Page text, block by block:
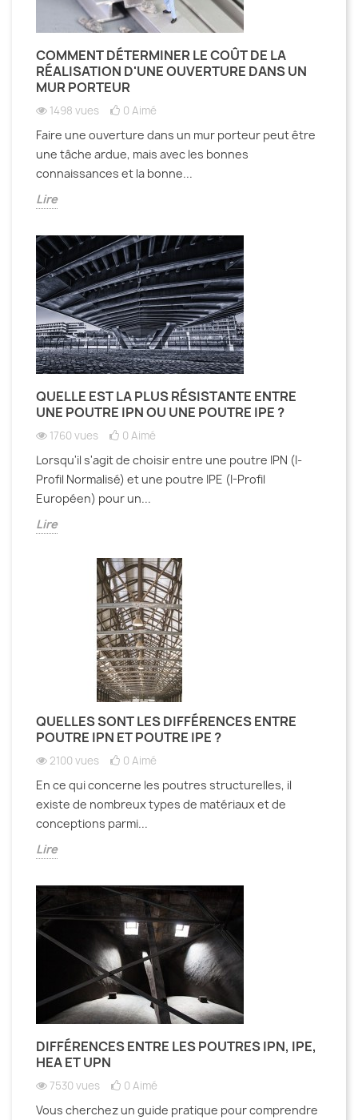
COMMENT DÉTERMINER LE COÛT DE LA
RÉALISATION D'UNE OUVERTURE DANS UN
MUR PORTEUR
1498 vues 0 Aimé
Faire une ouverture dans un mur porteur peut être
une tâche ardue, mais avec les bonnes
connaissances et la bonne...
Lire
QUELLE EST LA PLUS RÉSISTANTE ENTRE
UNE POUTRE IPN OU UNE POUTRE IPE ?
1760 vues 0 Aimé
Lorsqu'il s'agit de choisir entre une poutre IPN (I-
Profil Normalisé) et une poutre IPE (I-Profil
Européen) pour un...
Lire
QUELLES SONT LES DIFFÉRENCES ENTRE
POUTRE IPN ET POUTRE IPE ?
2100 vues 0 Aimé
En ce qui concerne les poutres structurelles, il
existe de nombreux types de matériaux et de
conceptions parmi...
Lire
DIFFÉRENCES ENTRE LES POUTRES IPN, IPE,
HEA ET UPN
7530 vues 0 Aimé
Vous cherchez un guide pratique pour comprendre